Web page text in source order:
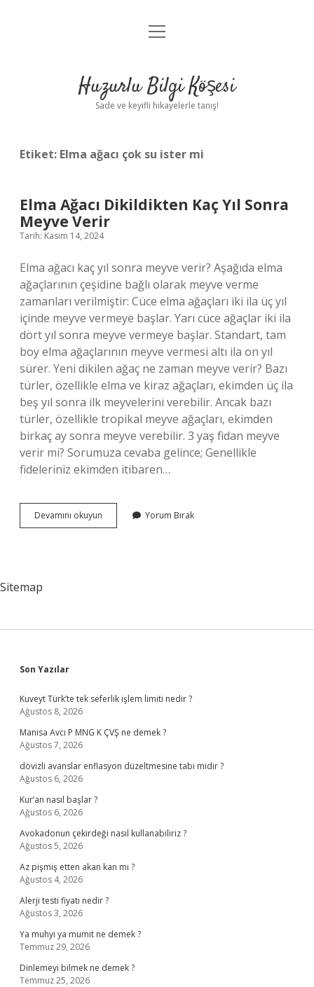
Anasayfa
Yasal Uyarı
menüyü
Huzurlu Bilgi Köşesi
Sade ve keyifli hikayelerle tanış!
Etiket: Elma ağacı çok su ister mi
Elma Ağacı Dikildikten Kaç Yıl Sonra
Meyve Verir
Tarih: Kasım 14, 2024
Elma ağacı kaç yıl sonra meyve verir? Aşağıda elma
ağaçlarının çeşidine bağlı olarak meyve verme
zamanları verilmiştir: Cüce elma ağaçları iki ila üç yıl
içinde meyve vermeye başlar. Yarı cüce ağaçlar iki ila
dört yıl sonra meyve vermeye başlar. Standart, tam
boy elma ağaçlarının meyve vermesi altı ila on yıl
sürer. Yeni dikilen ağaç ne zaman meyve verir? Bazı
türler, özellikle elma ve kiraz ağaçları, ekimden üç ila
beş yıl sonra ilk meyvelerini verebilir. Ancak bazı
türler, özellikle tropikal meyve ağaçları, ekimden
birkaç ay sonra meyve verebilir. 3 yaş fidan meyve
verir mi? Sorumuza cevaba gelince; Genellikle
fideleriniz ekimden itibaren…
Devamını okuyun
Ağacı
Yorum Bırak
Sitemap
Sidebar
Son Yazılar
Kuveyt Türk’te tek seferlik işlem limiti nedir ?
Ağustos 8, 2026
Manisa Avcı P MNG K ÇVŞ ne demek ?
Ağustos 7, 2026
dövizli avanslar enflasyon düzeltmesine tabi midir ?
Ağustos 6, 2026
Kur’an nasıl başlar ?
Ağustos 6, 2026
Avokadonun çekirdeği nasıl kullanabiliriz ?
Ağustos 5, 2026
Az pişmiş etten akan kan mı ?
Ağustos 4, 2026
Alerji testi fiyatı nedir ?
Ağustos 3, 2026
Ya muhyi ya mumit ne demek ?
Temmuz 29, 2026
Dinlemeyi bilmek ne demek ?
Temmuz 25, 2026